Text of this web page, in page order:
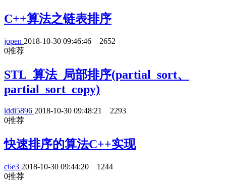
C++算法之链表排序
jopen 2018-10-30 09:46:46
2652
0推荐
STL_算法_局部排序(partial_sort、
partial_sort_copy)
iddi5896 2018-10-30 09:48:21
2293
0推荐
快速排序的算法C++实现
c6e3 2018-10-30 09:44:20
1244
0推荐